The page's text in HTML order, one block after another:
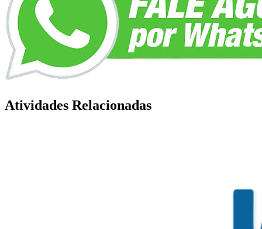
Atividades Relacionadas